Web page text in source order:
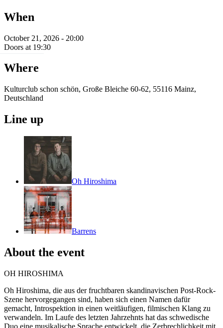
When
October 21, 2026 - 20:00
Doors at 19:30
Where
Kulturclub schon schön, Große Bleiche 60-62, 55116 Mainz,
Deutschland
Line up
Oh Hiroshima
Barrens
About the event
OH HIROSHIMA
Oh Hiroshima, die aus der fruchtbaren skandinavischen Post-Rock-
Szene hervorgegangen sind, haben sich einen Namen dafür
gemacht, Introspektion in einen weitläufigen, filmischen Klang zu
verwandeln. Im Laufe des letzten Jahrzehnts hat das schwedische
Duo eine musikalische Sprache entwickelt, die Zerbrechlichkeit mit